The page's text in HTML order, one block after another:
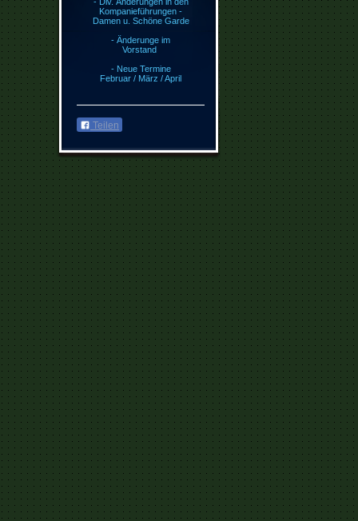
Kompanieführungen -
Damen u. Schöne Garde
- Änderunge im
Vorstand
- Neue Termine
Februar / März / April
Teilen